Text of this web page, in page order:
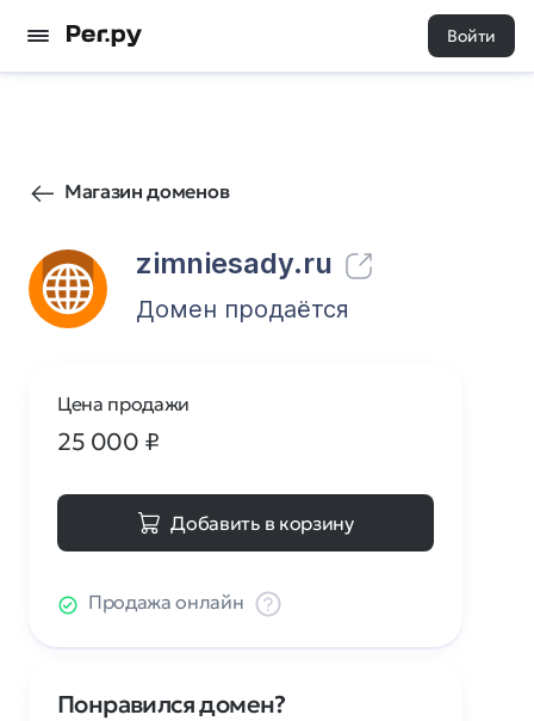
Войти
Магазин доменов
zimniesady.ru
15 0
Домен продаётся
Цена продажи
25 000 ₽
Добавить в корзину
Продажа онлайн
Понравился домен?